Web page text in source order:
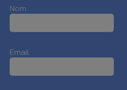
Nom
Email